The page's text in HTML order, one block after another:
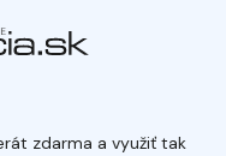
zdarma a využiť tak